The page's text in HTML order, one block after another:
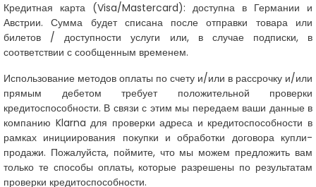
Кредитная карта (Visa/Mastercard): доступна в Германии и
Австрии. Сумма будет списана после отправки товара или
билетов / доступности услуги или, в случае подписки, в
соответствии с сообщенным временем.
Использование методов оплаты по счету и/или в рассрочку и/или
прямым дебетом требует положительной проверки
кредитоспособности. В связи с этим мы передаем ваши данные в
компанию Klarna для проверки адреса и кредитоспособности в
рамках инициирования покупки и обработки договора купли-
продажи. Пожалуйста, поймите, что мы можем предложить вам
только те способы оплаты, которые разрешены по результатам
проверки кредитоспособности.